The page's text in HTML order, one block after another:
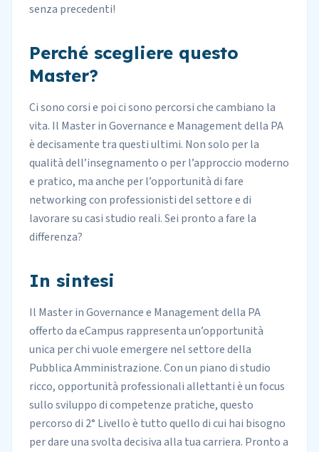
senza precedenti!
Perché scegliere questo
Master?
Ci sono corsi e poi ci sono percorsi che cambiano la
vita. Il Master in Governance e Management della PA
è decisamente tra questi ultimi. Non solo per la
qualità dell’insegnamento o per l’approccio moderno
e pratico, ma anche per l’opportunità di fare
networking con professionisti del settore e di
lavorare su casi studio reali. Sei pronto a fare la
differenza?
In sintesi
Il Master in Governance e Management della PA
offerto da eCampus rappresenta un’opportunità
unica per chi vuole emergere nel settore della
Pubblica Amministrazione. Con un piano di studio
ricco, opportunità professionali allettanti è un focus
sullo sviluppo di competenze pratiche, questo
percorso di 2° Livello è tutto quello di cui hai bisogno
per dare una svolta decisiva alla tua carriera. Pronto a